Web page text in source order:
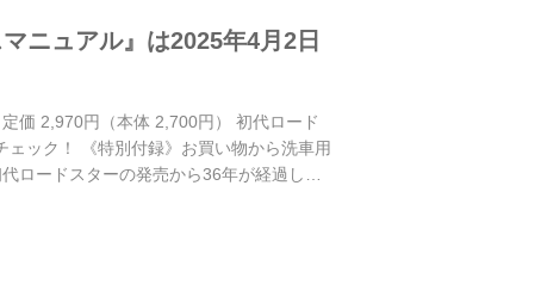
ニュアル』は2025年4月2日
価 2,970円（本体 2,700円） 初代ロード
ック！ 《特別付録》お買い物から洗車用
ロードスターの発売から36年が経過した
らなる長寿命化が...